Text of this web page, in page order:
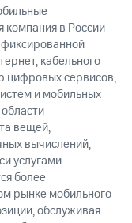
в России
кабельного
цифровых сервисов,
и мобильных
вещей,
вычислений,
услугами
более
рынке мобильного
обслуживая